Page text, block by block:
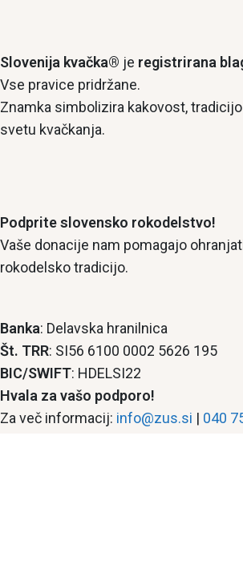
Slovenija kvačka® je registrirana
Vse pravice pridržane.
Znamka simbolizira kakovost,
svetu kvačkanja.
Podprite slovensko rokodelstvo!
Vaše donacije nam pomagajo
rokodelsko tradicijo.
Banka: Delavska hranilnica
Št. TRR: SI56 6100 0002 5626 195
BIC/SWIFT: HDELSI22
Hvala za vašo podporo!
Za več informacij: info@zus.si | 040